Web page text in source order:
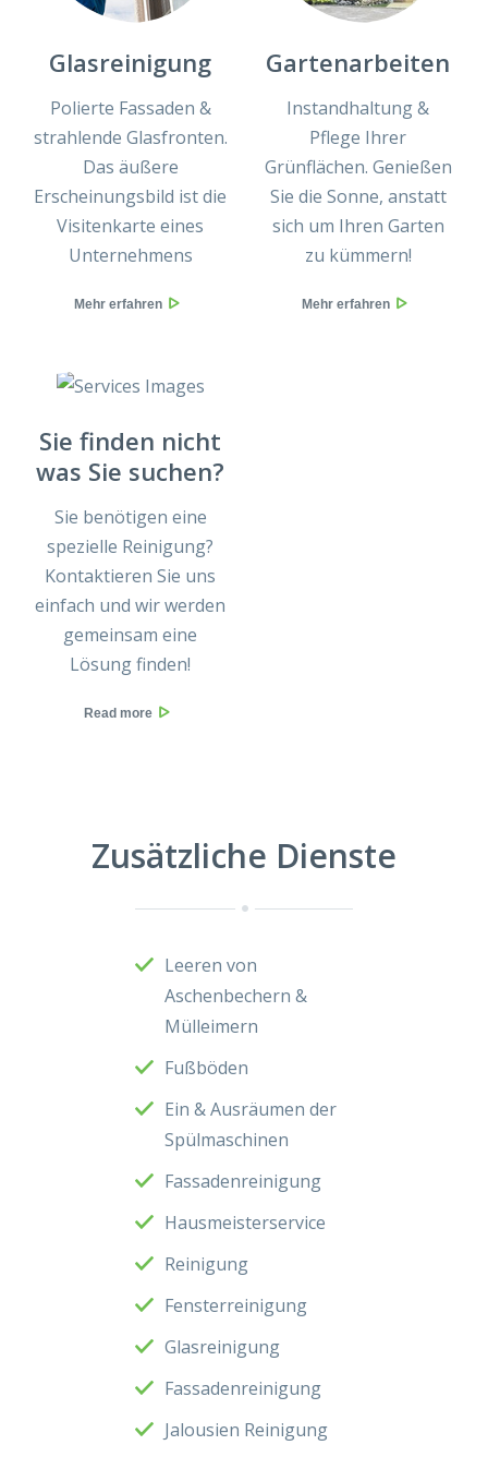
Glasreinigung
Polierte Fassaden &
strahlende Glasfronten.
Das äußere
Erscheinungsbild ist die
Visitenkarte eines
Unternehmens
Mehr erfahren
Gartenarbeiten
Instandhaltung &
Pflege Ihrer
Grünflächen. Genießen
Sie die Sonne, anstatt
sich um Ihren Garten
zu kümmern!
Mehr erfahren
Sie finden nicht
was Sie suchen?
Sie benötigen eine
spezielle Reinigung?
Kontaktieren Sie uns
einfach und wir werden
gemeinsam eine
Lösung finden!
Read more
Zusätzliche Dienste
Leeren von
Aschenbechern &
Mülleimern
Fußböden
Ein & Ausräumen der
Spülmaschinen
Fassadenreinigung
Hausmeisterservice
Reinigung
Fensterreinigung
Glasreinigung
Fassadenreinigung
Jalousien Reinigung